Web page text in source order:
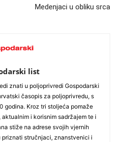
Medenjaci u obliku srca
list
znati u poljoprivredi Gospodarski
časopis za poljoprivredu, s
godina. Kroz tri stoljeća pomaže
i korisnim sadržajem te i
stiže na adrese svojih vjernih
priznati stručnjaci, znanstvenici i